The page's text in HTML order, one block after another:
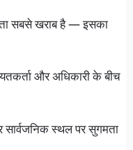
सबसे खराब है — इसका
और अधिकारी के बीच
स्थल पर सुगमता